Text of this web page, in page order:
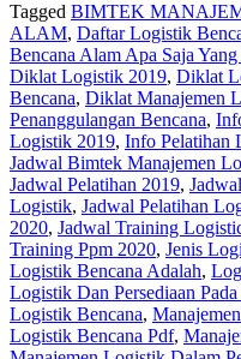
Tagged BIMTEK
ALAM, Daftar Logistik
Bencana Alam Apa Saja
Diklat Logistik 2019, Diklat
Bencana, Diklat Manajemen
Penanggulangan Bencana,
Logistik 2019, Info Pelatihan
Jadwal Bimtek Manajemen
Jadwal Pelatihan 2019,
Logistik, Jadwal Pelatihan
2020, Jadwal Training
Training Ppm 2020, Jenis
Logistik Bencana Adalah,
Logistik Dan Persediaan Pada
Logistik Bencana,
Logistik Bencana Pdf,